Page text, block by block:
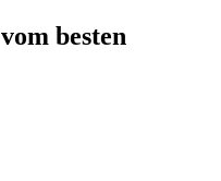
besten